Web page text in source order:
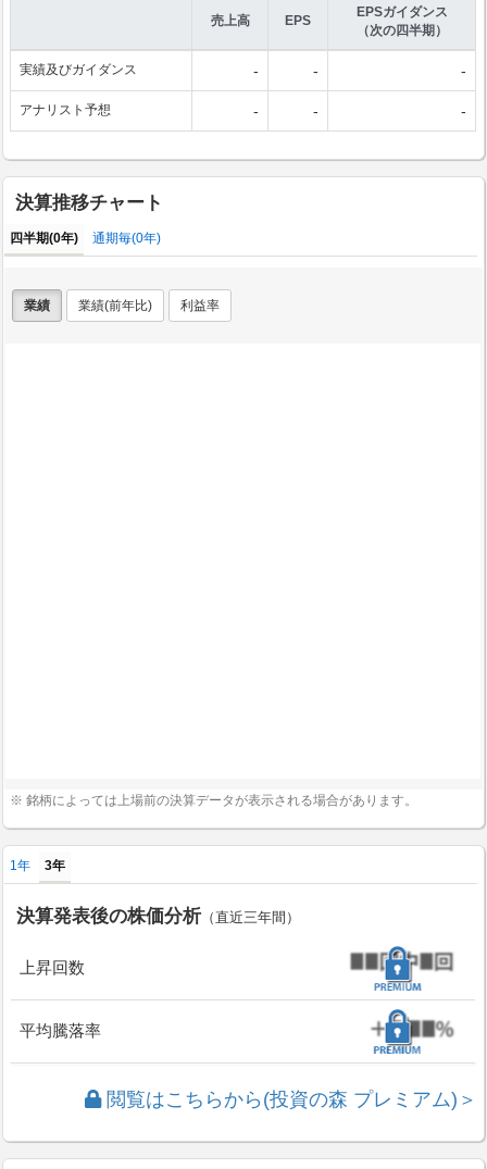
売上高 EPS
EPSガイダンス
（次の四半期）
実績及びガイダンス - - -
アナリスト予想 - - -
決算推移チャート
四半期(0年) 通期毎(0年)
業績 業績(前年比) 利益率
※ 銘柄によっては上場前の決算データが表示される場合があります。
1年 3年
決算発表後の株価分析（直近三年間）
上昇回数
平均騰落率
閲覧はこちらから(投資の森 プレミアム)＞